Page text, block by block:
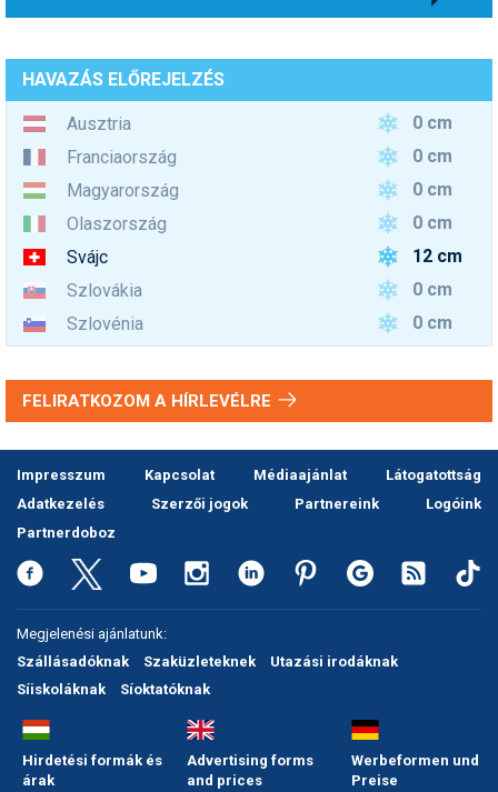
HAVAZÁS ELŐREJELZÉS
Ausztria
0 cm
Franciaország
0 cm
Magyarország
0 cm
Olaszország
0 cm
Svájc
12 cm
Szlovákia
0 cm
Szlovénia
0 cm
FELIRATKOZOM A HÍRLEVÉLRE
Impresszum Kapcsolat Médiaajánlat
Látogatottság
Adatkezelés
Szerzői jogok Partnereink
Logóink
Partnerdoboz
Megjelenési ajánlatunk:
Szállásadóknak
Szaküzleteknek
Utazási irodáknak
Síiskoláknak
Síoktatóknak
Hirdetési formák és
árak
Advertising forms
and prices
Werbeformen und
Preise